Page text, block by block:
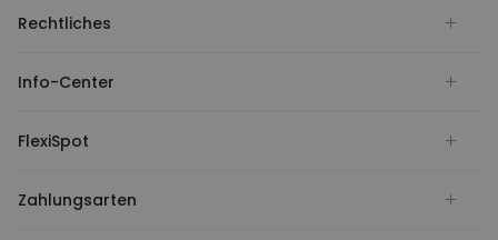
Rechtliches
Info-Center
FlexiSpot
Zahlungsarten